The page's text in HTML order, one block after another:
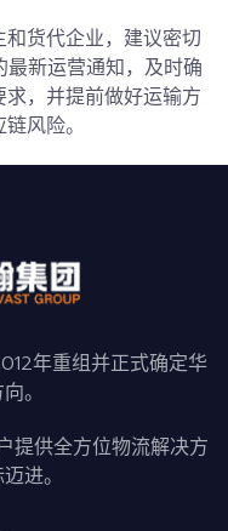
货代企业，建议密切
新运营通知，及时确
，并提前做好运输方
风险。
年重组并正式确定华
。
提供全方位物流解决方
进。